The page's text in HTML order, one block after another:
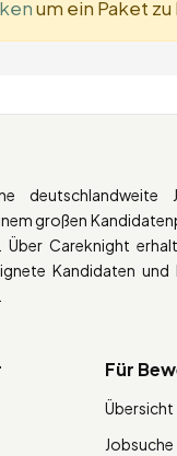
um ein Paket
deutschlandweite
großen
Über Careknight
Kandidaten und
Für
Übersicht
Jobsuche